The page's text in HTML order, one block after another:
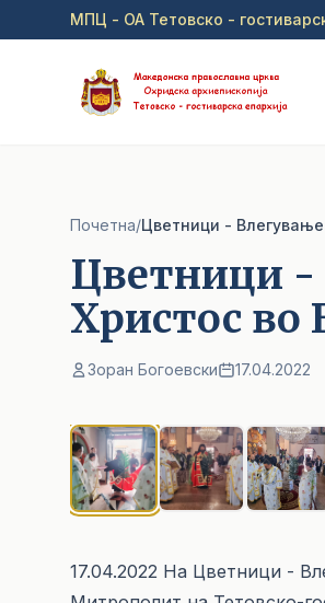
Прејди на главна содржина
МПЦ - ОА Тетовско -
Почетна/Цветници -
Цветници -
Христос во
Зоран Богоевски 17.04.2022
17.04.2022 На Цветници -